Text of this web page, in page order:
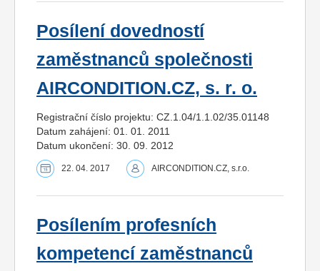
Posílení dovedností
zaměstnanců společnosti
AIRCONDITION.CZ, s. r. o.
Registrační číslo projektu: CZ.1.04/1.1.02/35.01148
Datum zahájení: 01. 01. 2011
Datum ukončení: 30. 09. 2012
22. 04. 2017 AIRCONDITION.CZ, s.r.o.
Posílením profesních
kompetencí zaměstnanců